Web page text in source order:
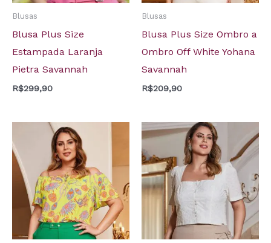
Blusas
Blusa Plus Size
Estampada Laranja
Pietra Savannah
R$299,90
Blusas
Blusa Plus Size Ombro a
Ombro Off White Yohana
Savannah
R$209,90